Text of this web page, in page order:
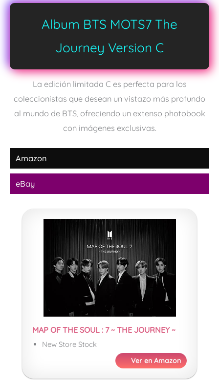
Album BTS MOTS7 The
Journey Version C
La edición limitada C es perfecta para los
coleccionistas que desean un vistazo más profundo
al mundo de BTS, ofreciendo un extenso photobook
con imágenes exclusivas.
Amazon
eBay
MAP OF THE SOUL : 7 ~ THE JOURNEY ~
New Store Stock
Ver en Amazon